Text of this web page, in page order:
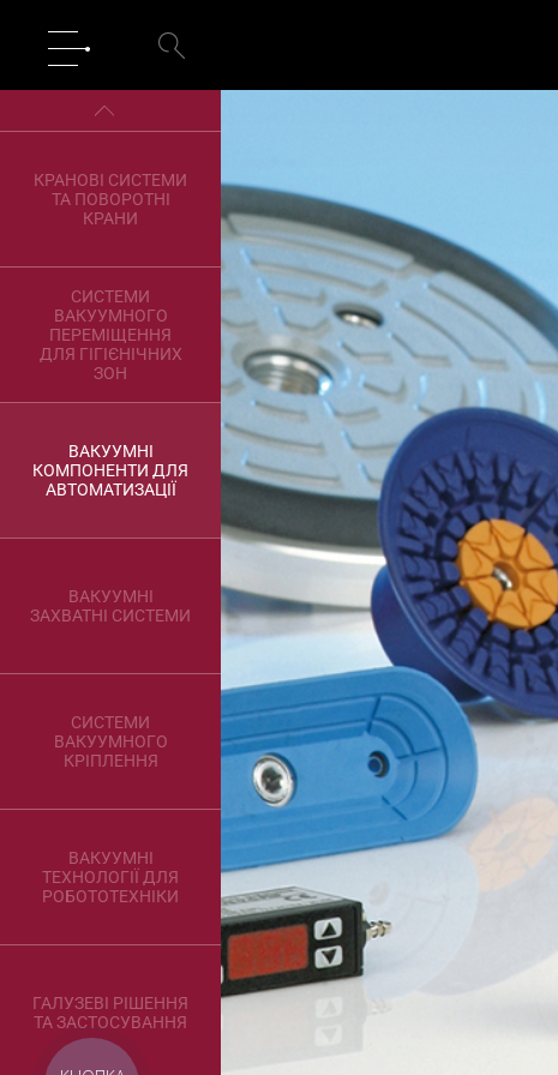
ПІДЙОМНИКИ
VACUMASTER
КРАНОВІ СИСТЕМИ
ТА ПОВОРОТНІ
КРАНИ
СИСТЕМИ
ВАКУУМНОГО
ПЕРЕМІЩЕННЯ
ДЛЯ ГІГІЄНІЧНИХ
ЗОН
ВАКУУМНІ
КОМПОНЕНТИ ДЛЯ
АВТОМАТИЗАЦІЇ
ВАКУУМНІ
ЗАХВАТНІ СИСТЕМИ
СИСТЕМИ
ВАКУУМНОГО
КРІПЛЕННЯ
ВАКУУМНІ
ТЕХНОЛОГІЇ ДЛЯ
РОБОТОТЕХНІКИ
ГАЛУЗЕВІ РІШЕННЯ
ТА ЗАСТОСУВАННЯ